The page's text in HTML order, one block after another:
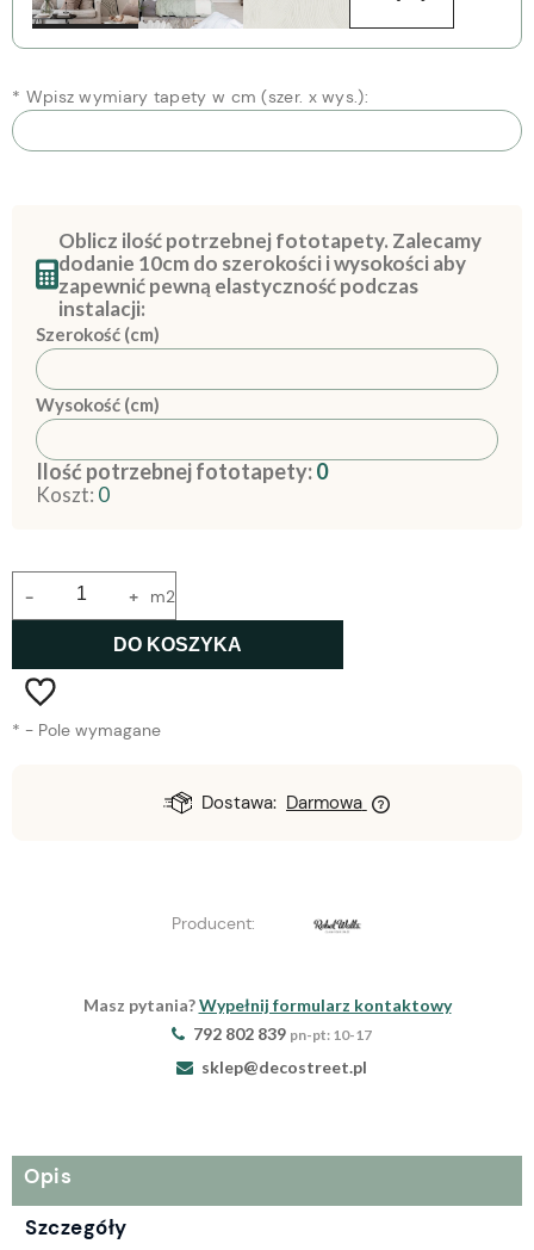
* Wpisz wymiary tapety w cm (szer. x wys.):
Oblicz ilość potrzebnej fototapety. Zalecamy
dodanie 10cm do szerokości i wysokości aby
zapewnić pewną elastyczność podczas
instalacji:
Szerokość (cm)
Wysokość (cm)
Ilość potrzebnej fototapety:0
Koszt: 0
+
- m2
DO KOSZYKA
* - Pole wymagane
Dostawa: Darmowa
Producent:
Masz pytania?Wypełnij formularz kontaktowy
792 802 839 pn-pt: 10-17
sklep@decostreet.pl
Opis
Szczegóły